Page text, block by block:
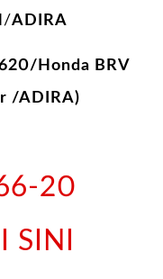
ADIRA
Honda BRV
/ADIRA)
20
SINI